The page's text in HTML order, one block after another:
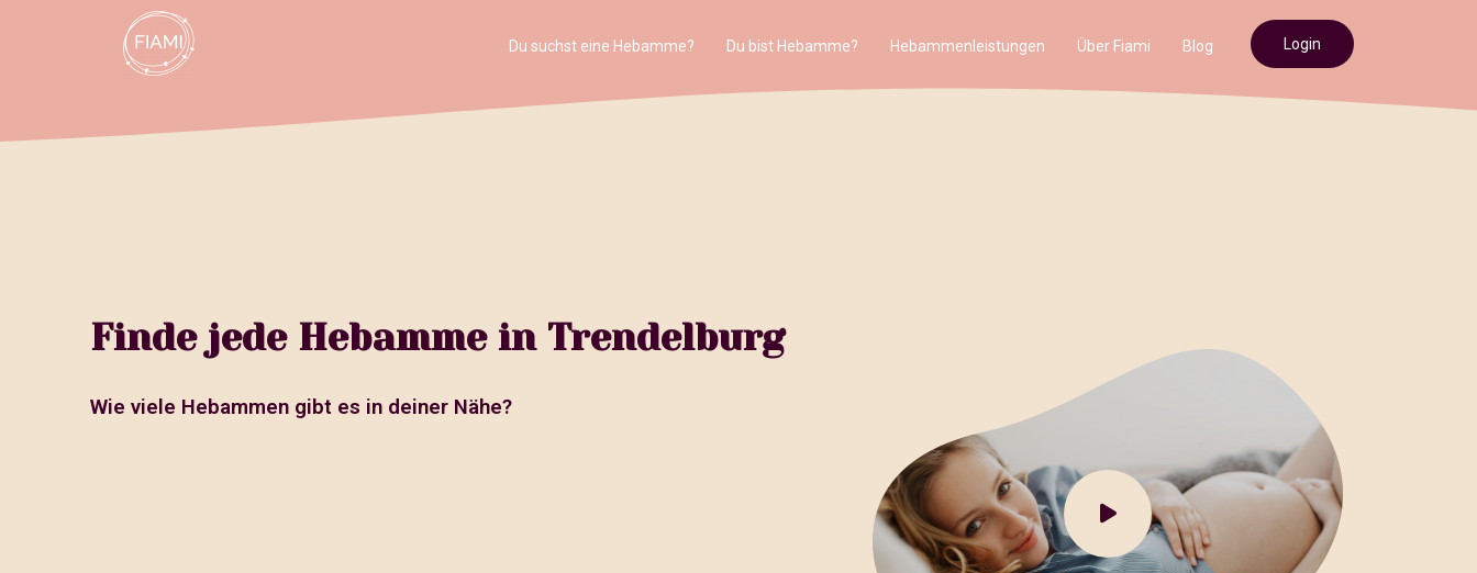
Du suchst eine Hebamme? Du bist Hebamme? Hebammenleistungen Über Fiami Blog Login
Finde jede Hebamme in Trendelburg
Wie viele Hebammen gibt es in deiner Nähe?